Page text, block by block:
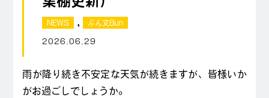
NEWS , ぶん文Bun
2026.06.29
雨が降り続き不安定な天気が続きますが、皆様いか
がお過ごしでしょうか。